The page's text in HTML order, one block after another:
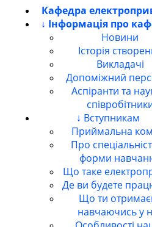
Кафедра
↓ Інформація про
Новини
Історія
Викладачі
Допоміжний
Аспіранти та
↓ Вступникам
Приймальна
Про
форми
Що таке
Де ви будете
Що ти
навчаючись у